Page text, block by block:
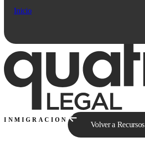
Inicio
INMIGRACION
Volver a Recursos